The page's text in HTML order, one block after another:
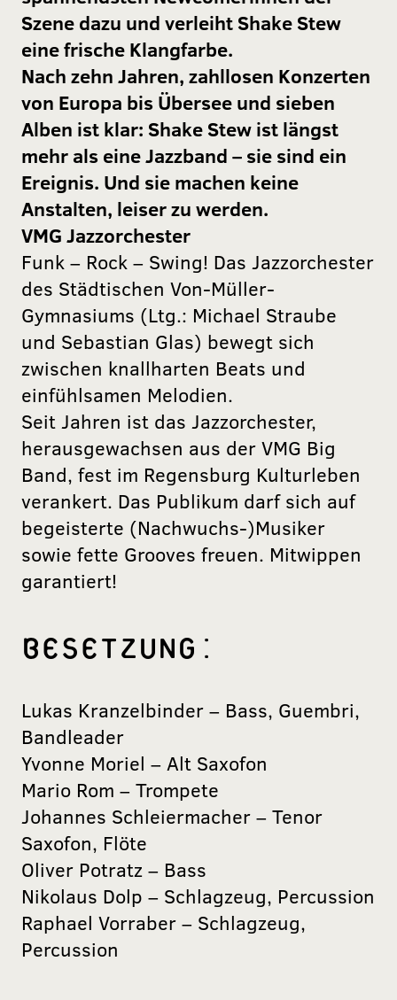
Szene dazu und verleiht Shake Stew
eine frische Klangfarbe.
Nach zehn Jahren, zahllosen Konzerten
von Europa bis Übersee und sieben
Alben ist klar: Shake Stew ist längst
mehr als eine Jazzband – sie sind ein
Ereignis. Und sie machen keine
Anstalten, leiser zu werden.
VMG Jazzorchester
Funk – Rock – Swing! Das Jazzorchester
des Städtischen Von-Müller-
Gymnasiums (Ltg.: Michael Straube
und Sebastian Glas) bewegt sich
zwischen knallharten Beats und
einfühlsamen Melodien.
Seit Jahren ist das Jazzorchester,
herausgewachsen aus der VMG Big
Band, fest im Regensburg Kulturleben
verankert. Das Publikum darf sich auf
begeisterte (Nachwuchs-)Musiker
sowie fette Grooves freuen. Mitwippen
garantiert!
BESETZUNG:
Lukas Kranzelbinder – Bass, Guembri,
Bandleader
Yvonne Moriel – Alt Saxofon
Mario Rom – Trompete
Johannes Schleiermacher – Tenor
Saxofon, Flöte
Oliver Potratz – Bass
Nikolaus Dolp – Schlagzeug, Percussion
Raphael Vorraber – Schlagzeug,
Percussion